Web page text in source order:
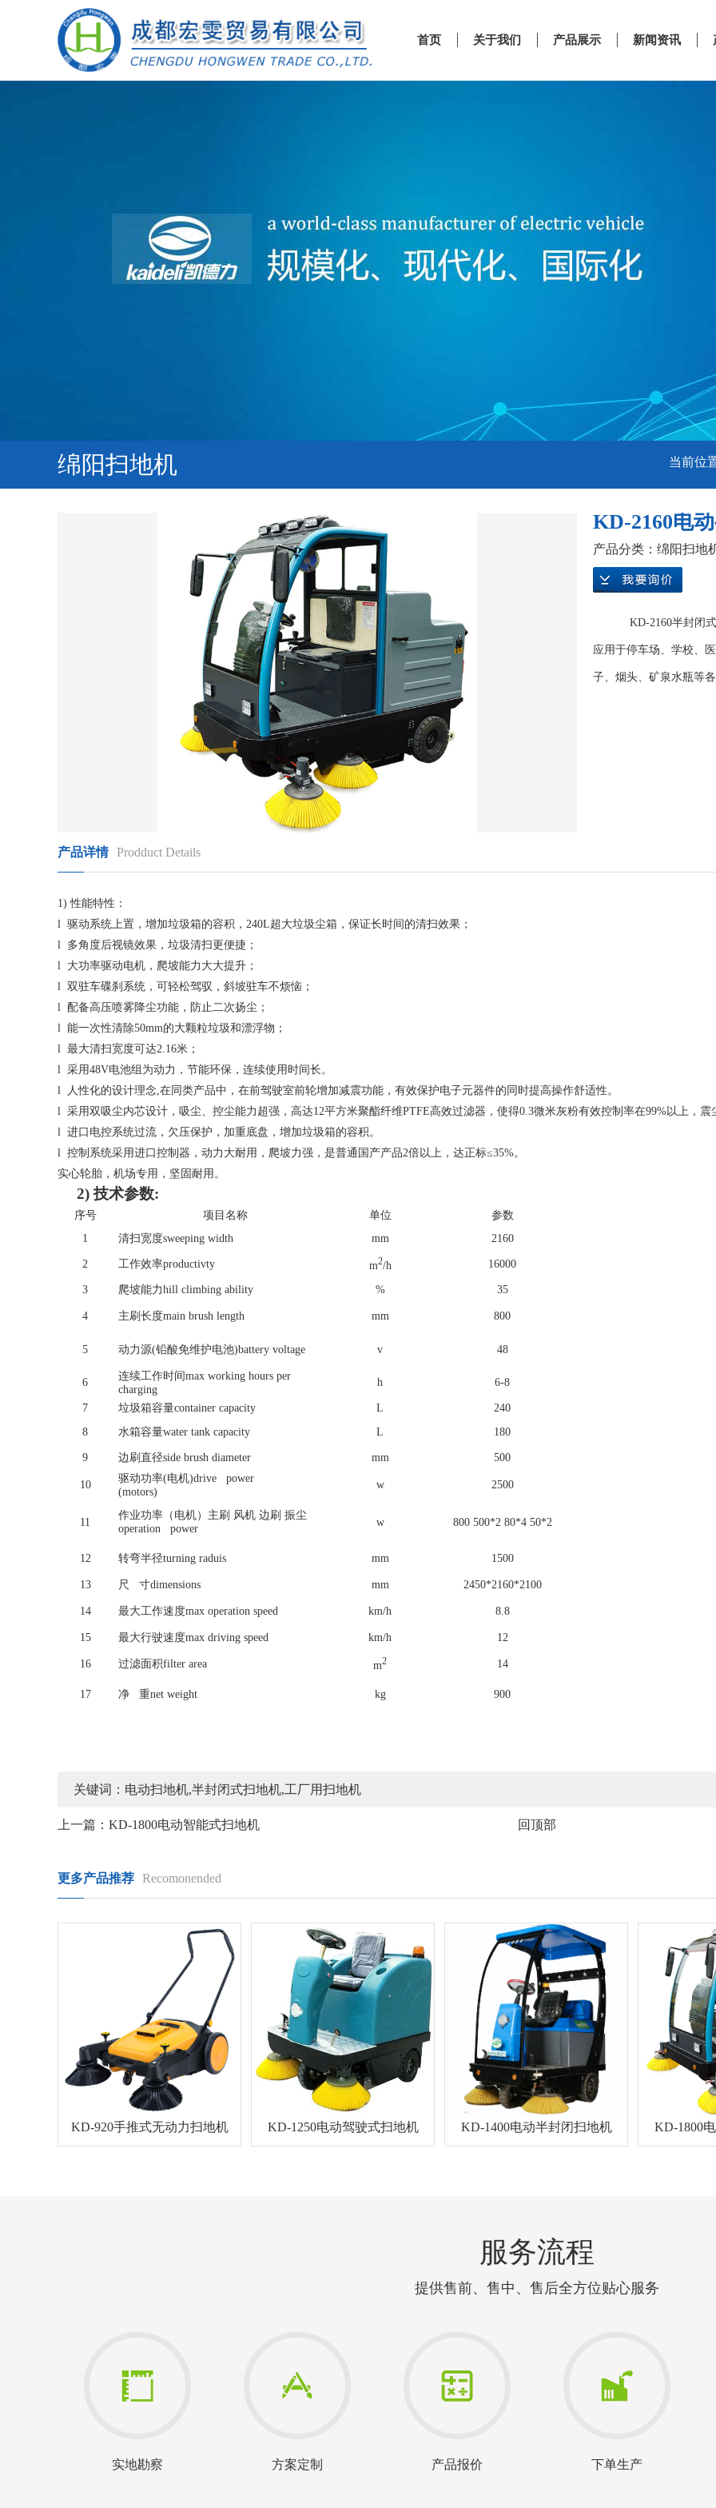
首页 关于我们 产品展示 新闻资讯
绵阳扫地机 当前位
KD-2160电
产品分类： 绵阳扫地
要询价
KD-2160半封闭
应用于停车场、学校、
子、烟头、矿泉水瓶等
产品详情 Prodduct Details
1) 性能特性：
l 驱动系统上置，增加垃圾箱的容积，240L超大垃圾尘箱，保证长时间的清扫效果；
l 多角度后视镜效果，垃圾清扫更便捷；
l 大功率驱动电机，爬坡能力大大提升；
l 双驻车碟刹系统，可轻松驾驭，斜坡驻车不烦恼；
l 配备高压喷雾降尘功能，防止二次扬尘；
l 能一次性清除50mm的大颗粒垃圾和漂浮物；
l 最大清扫宽度可达2.16米；
l 采用48V电池组为动力，节能环保，连续使用时间长。
l 人性化的设计理念,在同类产品中，在前驾驶室前轮增加减震功能，有效保护电子元器件的同时提高操作舒适性。
l 采用双吸尘内芯设计，吸尘、控尘能力超强，高达12平方米聚酯纤维PTFE高效过滤器，使得0.3微米灰粉有效控制率在99%以上，震
l 进口电控系统过流，欠压保护，加重底盘，增加垃圾箱的容积。
l 控制系统采用进口控制器，动力大耐用，爬坡力强，是普通国产产品2倍以上，达正标≤35%。
实心轮胎，机场专用，坚固耐用。
2)技术参数:
序号 项目名称 单位
参数
1
清扫宽度sweeping width mm 2160
2 工作效率productivty m2/h 16000
3 爬坡能力hill climbing ability % 35
4 主刷长度main brush length mm 800
5 动力源(铅酸免维护电池)battery voltage v 48
6
连续工作时间max working hours per
charging
h 6-8
7 垃圾箱容量container capacity L
240
8
水箱容量water tank capacity L 180
9 边刷直径side brush diameter mm 500
10
驱动功率(电机)drive power
(motors)
w 2500
11
作业功率（电机）主刷 风机 边刷 振尘
operation power
w 800 500*2 80*4 50*2
12 转弯半径turning raduis mm 1500
13 尺 寸dimensions mm 2450*2160*2100
14 最大工作速度max operation speed km/h 8.8
15 最大行驶速度max driving speed km/h 12
16 过滤面积filter area m2 14
17 净 重net weight kg 900
关键词：电动扫地机,半封闭式扫地机,工厂用扫地机
上一篇： KD-1800电动智能式扫地机 回顶部
更多产品推荐 Recomonended
KD-920手推式无动力扫地机 KD-1250电动驾驶式扫地机 KD-1400电动半封闭扫地机 KD-1800
服务流程
提供售前、售中、售后全方位贴心服务
实地勘察 方案定制 产品报价 下单生产